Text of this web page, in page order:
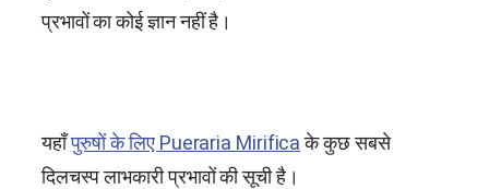
प्रभावों का कोई ज्ञान नहीं है।
यहाँपुरुषों के लिए Pueraria Mirificaके कुछ सबसे
दिलचस्प लाभकारी प्रभावों की सूची है।